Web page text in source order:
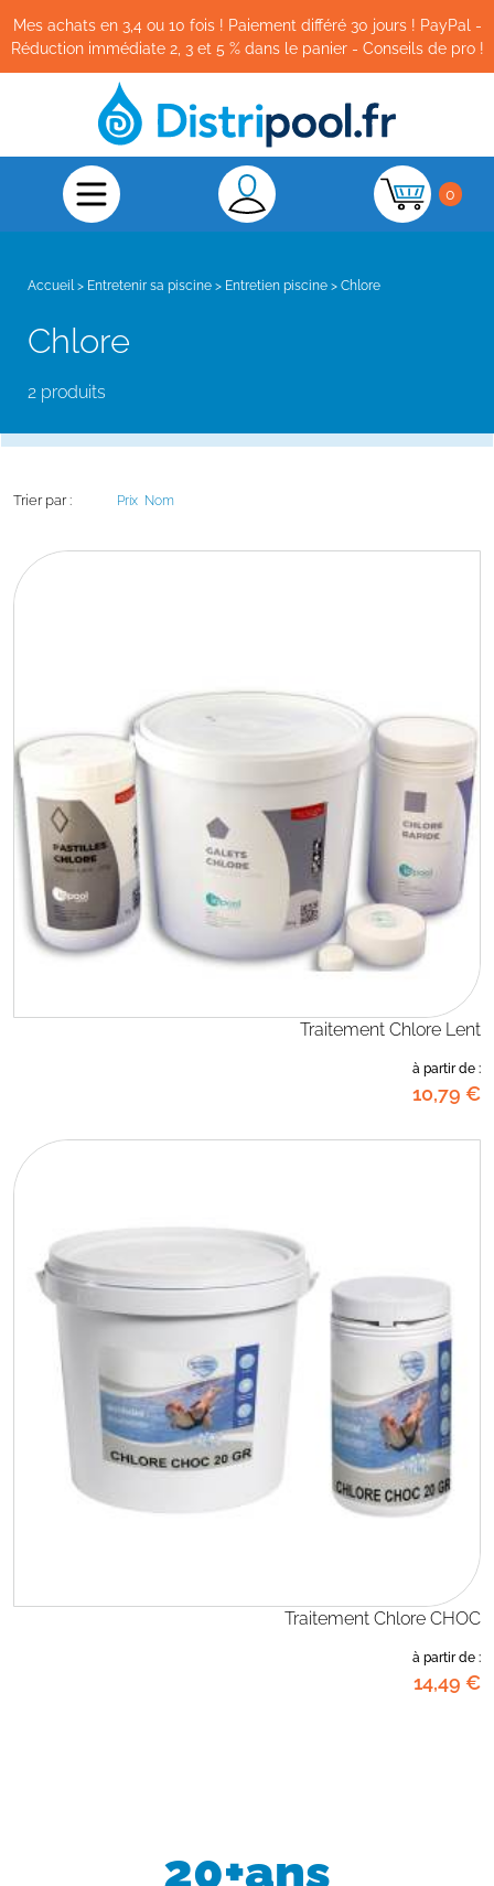
Mes achats en 3,4 ou 10 fois ! Paiement différé 30 jours ! PayPal -
Réduction immédiate 2, 3 et 5 % dans le panier - Conseils de pro !
0
Accueil > Entretenir sa piscine > Entretien piscine > Chlore
Chlore
2 produits
Trier par : Prix Nom
Traitement Chlore Lent
à partir de :
10,79 €
Traitement Chlore CHOC
à partir de :
14,49 €
20+ans